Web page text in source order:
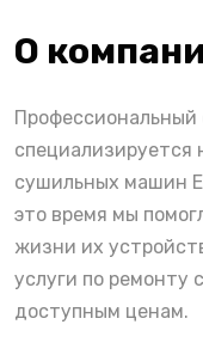
О
специализируется
сушильных машин
это время мы
жизни их
услуги по ремонту
доступным ценам.